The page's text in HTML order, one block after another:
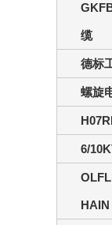
缆
德标
螺旋
6/